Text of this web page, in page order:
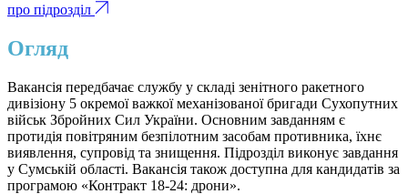
про підрозділ
Огляд
Вакансія передбачає службу у складі зенітного ракетного
дивізіону 5 окремої важкої механізованої бригади Сухопутних
військ Збройних Сил України. Основним завданням є
протидія повітряним безпілотним засобам противника, їхнє
виявлення, супровід та знищення. Підрозділ виконує завдання
у Сумській області. Вакансія також доступна для кандидатів за
програмою «Контракт 18-24: дрони».